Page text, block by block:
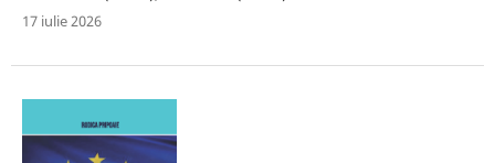
17 iulie 2026